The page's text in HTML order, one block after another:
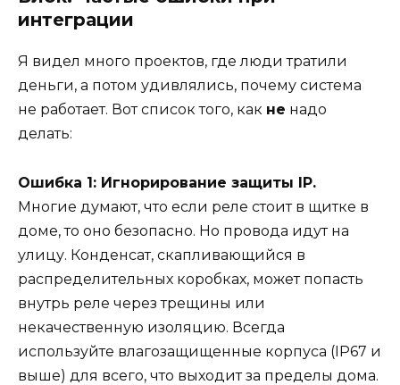
интеграции
Я видел много проектов, где люди тратили
деньги, а потом удивлялись, почему система
не работает. Вот список того, как не надо
делать:
Ошибка 1: Игнорирование защиты IP.
Многие думают, что если реле стоит в щитке в
доме, то оно безопасно. Но провода идут на
улицу. Конденсат, скапливающийся в
распределительных коробках, может попасть
внутрь реле через трещины или
некачественную изоляцию. Всегда
используйте влагозащищенные корпуса (IP67 и
выше) для всего, что выходит за пределы дома.